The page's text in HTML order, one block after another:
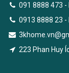
091 8888 473 -
0913 8888 23 -
223 Phan Huy